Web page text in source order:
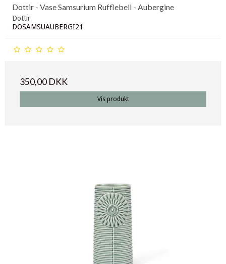
Dottir - Vase Samsurium Rufflebell - Aubergine
Dottir
DOSAMSUAUBERGI21
350,00 DKK
Vis produkt